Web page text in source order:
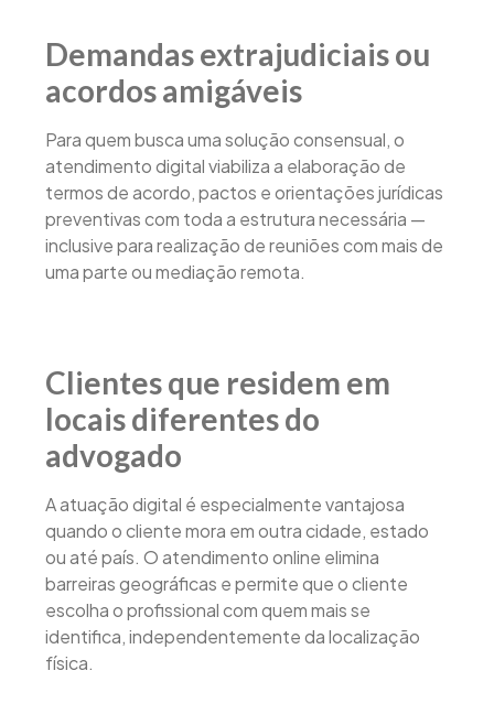
Demandas extrajudiciais ou
acordos amigáveis
Para quem busca uma solução consensual, o
atendimento digital viabiliza a elaboração de
termos de acordo, pactos e orientações jurídicas
preventivas com toda a estrutura necessária —
inclusive para realização de reuniões com mais de
uma parte ou mediação remota.
Clientes que residem em
locais diferentes do
advogado
A atuação digital é especialmente vantajosa
quando o cliente mora em outra cidade, estado
ou até país. O atendimento online elimina
barreiras geográficas e permite que o cliente
escolha o profissional com quem mais se
identifica, independentemente da localização
física.